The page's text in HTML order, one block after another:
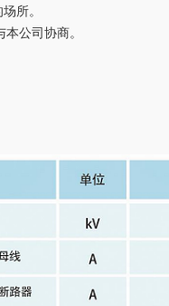
所。
公司协商。